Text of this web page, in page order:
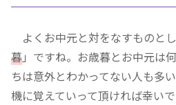
よくお中元と対をなすものと
暮」ですね。お歳暮とお中元は
ちは意外とわかってない人も多
機に覚えていって頂ければ幸い